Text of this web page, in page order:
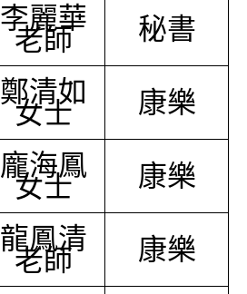
李麗華
老師 秘書
鄭清如
女士 康樂
龐海鳳
女士 康樂
龍鳳清
老師 康樂